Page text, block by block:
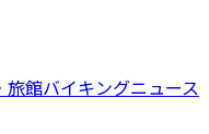
旅館バイキングニュース